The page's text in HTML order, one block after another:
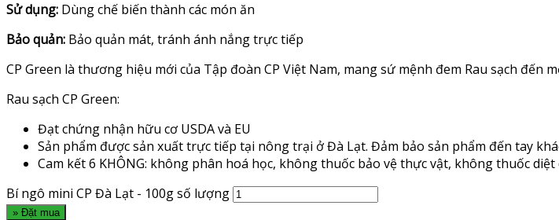
Sử dụng: Dùng chế biến thành các món ăn
Bảo quản: Bảo quản mát, tránh ánh nắng trực tiếp
CP Green là thương hiệu mới của Tập đoàn CP Việt Nam, mang sứ mệnh đem Rau sạch đến
Rau sạch CP Green:
Đạt chứng nhận hữu cơ USDA và EU
Sản phẩm được sản xuất trực tiếp tại nông trại ở Đà Lạt. Đảm bảo sản phẩm đến tay
Cam kết 6 KHÔNG: không phân hoá học, không thuốc bảo vệ thực vật, không thuốc
Bí ngô mini CP Đà Lạt - 100g số lượng
» Đặt mua